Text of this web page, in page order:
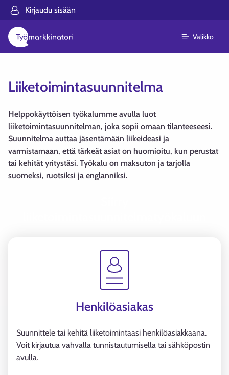
Kirjaudu sisään
Valikko
Liiketoimintasuunnitelma
Helppokäyttöisen työkalumme avulla luot
liiketoimintasuunnitelman, joka sopii omaan tilanteeseesi.
Suunnitelma auttaa jäsentämään liikeideasi ja
varmistamaan, että tärkeät asiat on huomioitu, kun perustat
tai kehität yritystäsi. Työkalu on maksuton ja tarjolla
suomeksi, ruotsiksi ja englanniksi.
Henkilöasiakas
Suunnittele tai kehitä liiketoimintaasi henkilöasiakkaana.
Voit kirjautua vahvalla tunnistautumisella tai sähköpostin
avulla.